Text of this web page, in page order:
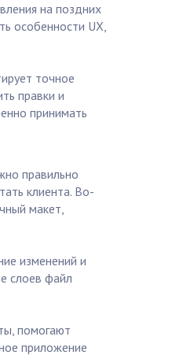
на поздних
особенности UX,
точное
правки и
принимать
правильно
клиента. Во-
макет,
изменений и
слоев файл
помогают
приложение